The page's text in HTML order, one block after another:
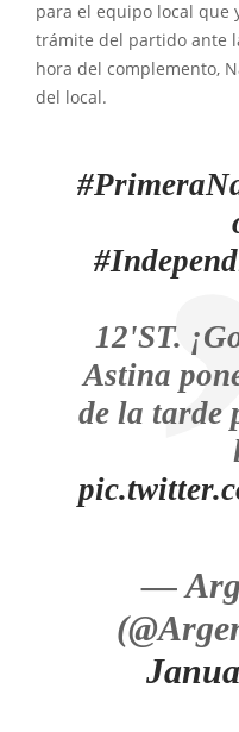
para el equipo local que
trámite del partido ante
hora del complemento,
del local.
12'ST.
Astina
de la tarde
—